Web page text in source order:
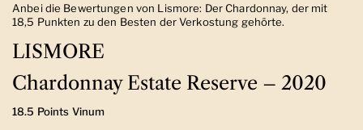
Anbei die Bewertungen von Lismore: Der Chardonnay, der mit
18,5 Punkten zu den Besten der Verkostung gehörte.
LISMORE
Chardonnay Estate Reserve – 2020
18.5 Points Vinum